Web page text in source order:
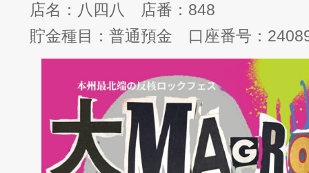
店名：八四八 店番：848
貯金種目：普通預金 口座番号：